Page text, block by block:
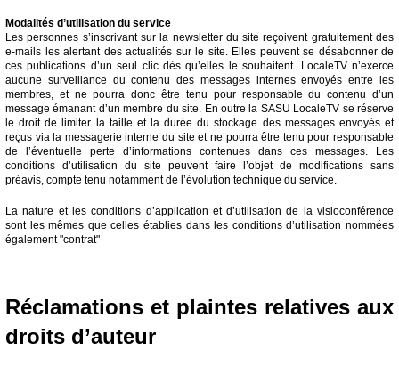
Modalités d’utilisation du service
Les personnes s’inscrivant sur la newsletter du site reçoivent gratuitement des
e-mails les alertant des actualités sur le site. Elles peuvent se désabonner de
ces publications d’un seul clic dès qu’elles le souhaitent. LocaleTV n’exerce
aucune surveillance du contenu des messages internes envoyés entre les
membres, et ne pourra donc être tenu pour responsable du contenu d’un
message émanant d’un membre du site. En outre la SASU LocaleTV se réserve
le droit de limiter la taille et la durée du stockage des messages envoyés et
reçus via la messagerie interne du site et ne pourra être tenu pour responsable
de l’éventuelle perte d’informations contenues dans ces messages. Les
conditions d’utilisation du site peuvent faire l’objet de modifications sans
préavis, compte tenu notamment de l’évolution technique du service.
La nature et les conditions d’application et d’utilisation de la visioconférence
sont les mêmes que celles établies dans les conditions d’utilisation nommées
également "contrat"
Réclamations et plaintes relatives aux
droits d’auteur